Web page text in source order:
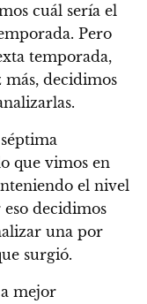
cuál sería el
Pero
temporada,
decidimos
.
que vimos en
el nivel
eso decidimos
una por
surgió.
mejor